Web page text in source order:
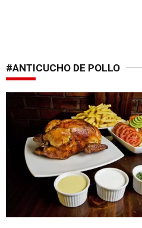
#ANTICUCHO DE POLLO
¡Reconocimiento culinario!